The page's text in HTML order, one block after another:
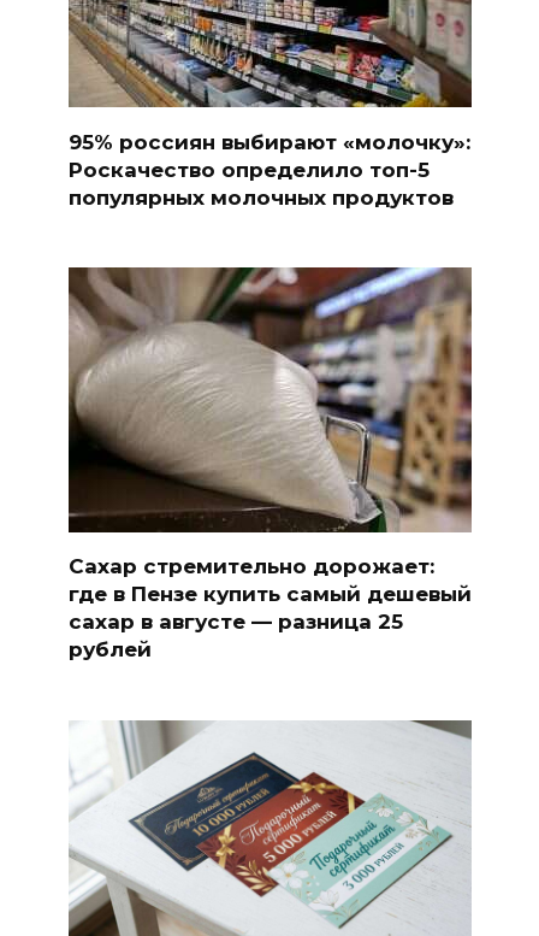
95% россиян выбирают «молочку»:
Роскачество определило топ-5
популярных молочных продуктов
Сахар стремительно дорожает:
где в Пензе купить самый дешевый
сахар в августе — разница 25
рублей